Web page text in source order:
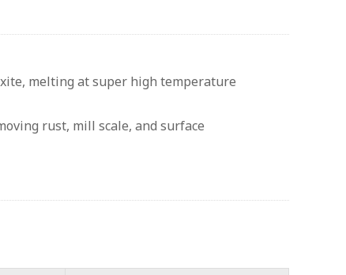
melting at super high temperature
rust, mill scale, and surface